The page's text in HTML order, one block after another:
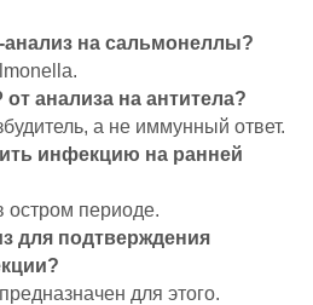
на сальмонеллы?
анализа на антитела?
а не иммунный ответ.
инфекцию на ранней
периоде.
для подтверждения
для этого.